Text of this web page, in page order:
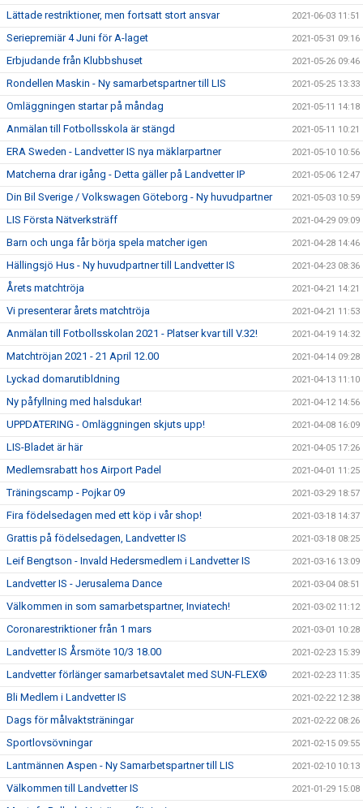
Lättade restriktioner, men fortsatt stort ansvar 2021-06-03 11:51
Seriepremiär 4 Juni för A-laget 2021-05-31 09:16
Erbjudande från Klubbshuset 2021-05-26 09:46
Rondellen Maskin - Ny samarbetspartner till LIS 2021-05-25 13:33
Omläggningen startar på måndag 2021-05-11 14:18
Anmälan till Fotbollsskola är stängd 2021-05-11 10:21
ERA Sweden - Landvetter IS nya mäklarpartner 2021-05-10 10:56
Matcherna drar igång - Detta gäller på Landvetter IP 2021-05-06 12:47
Din Bil Sverige / Volkswagen Göteborg - Ny huvudpartner 2021-05-03 10:59
LIS Första Nätverksträff 2021-04-29 09:09
Barn och unga får börja spela matcher igen 2021-04-28 14:46
Hällingsjö Hus - Ny huvudpartner till Landvetter IS 2021-04-23 08:36
Årets matchtröja 2021-04-21 14:21
Vi presenterar årets matchtröja 2021-04-21 11:53
Anmälan till Fotbollsskolan 2021 - Platser kvar till V.32! 2021-04-19 14:32
Matchtröjan 2021 - 21 April 12.00 2021-04-14 09:28
Lyckad domarutibldning 2021-04-13 11:10
Ny påfyllning med halsdukar! 2021-04-12 14:56
UPPDATERING - Omläggningen skjuts upp! 2021-04-08 16:09
LIS-Bladet är här 2021-04-05 17:26
Medlemsrabatt hos Airport Padel 2021-04-01 11:25
Träningscamp - Pojkar 09 2021-03-29 18:57
Fira födelsedagen med ett köp i vår shop! 2021-03-18 14:37
Grattis på födelsedagen, Landvetter IS 2021-03-18 08:25
Leif Bengtson - Invald Hedersmedlem i Landvetter IS 2021-03-16 13:09
Landvetter IS - Jerusalema Dance 2021-03-04 08:51
Välkommen in som samarbetspartner, Inviatech! 2021-03-02 11:12
Coronarestriktioner från 1 mars 2021-03-01 10:28
Landvetter IS Årsmöte 10/3 18.00 2021-02-23 15:39
Landvetter förlänger samarbetsavtalet med SUN-FLEX® 2021-02-23 11:35
Bli Medlem i Landvetter IS 2021-02-22 12:38
Dags för målvaktsträningar 2021-02-22 08:26
Sportlovsövningar 2021-02-15 09:55
Lantmännen Aspen - Ny Samarbetspartner till LIS 2021-02-10 10:13
Välkommen till Landvetter IS 2021-01-29 15:08